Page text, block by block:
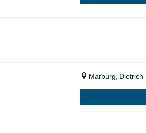
Marburg,